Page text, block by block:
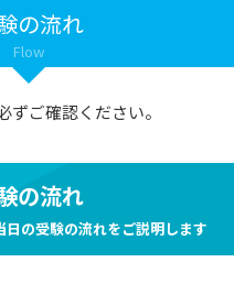
の流れ
Flow
ずご確認ください。
の流れ
の受験の流れをご説明します